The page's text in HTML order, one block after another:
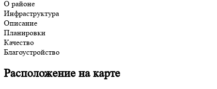
О районе
Инфраструктура
Описание
Планировки
Качество
Благоустройство
Расположение на карте